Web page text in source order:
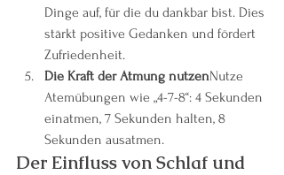
Dinge auf, für die du dankbar bist. Dies
stärkt positive Gedanken und fördert
Zufriedenheit.
Die Kraft der Atmung nutzenNutze
Atemübungen wie „4-7-8“: 4 Sekunden
einatmen, 7 Sekunden halten, 8
Sekunden ausatmen.
Der Einfluss von Schlaf und